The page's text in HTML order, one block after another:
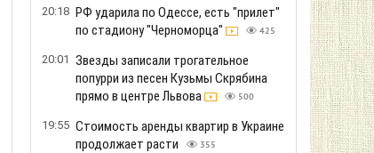
20:18 РФ ударила по Одессе, есть "прилет"
по стадиону "Черноморца"
425
20:01 Звезды записали трогательное
попурри из песен Кузьмы Скрябина
прямо в центре Львова
500
19:55 Стоимость аренды квартир в Украине
продолжает расти
355